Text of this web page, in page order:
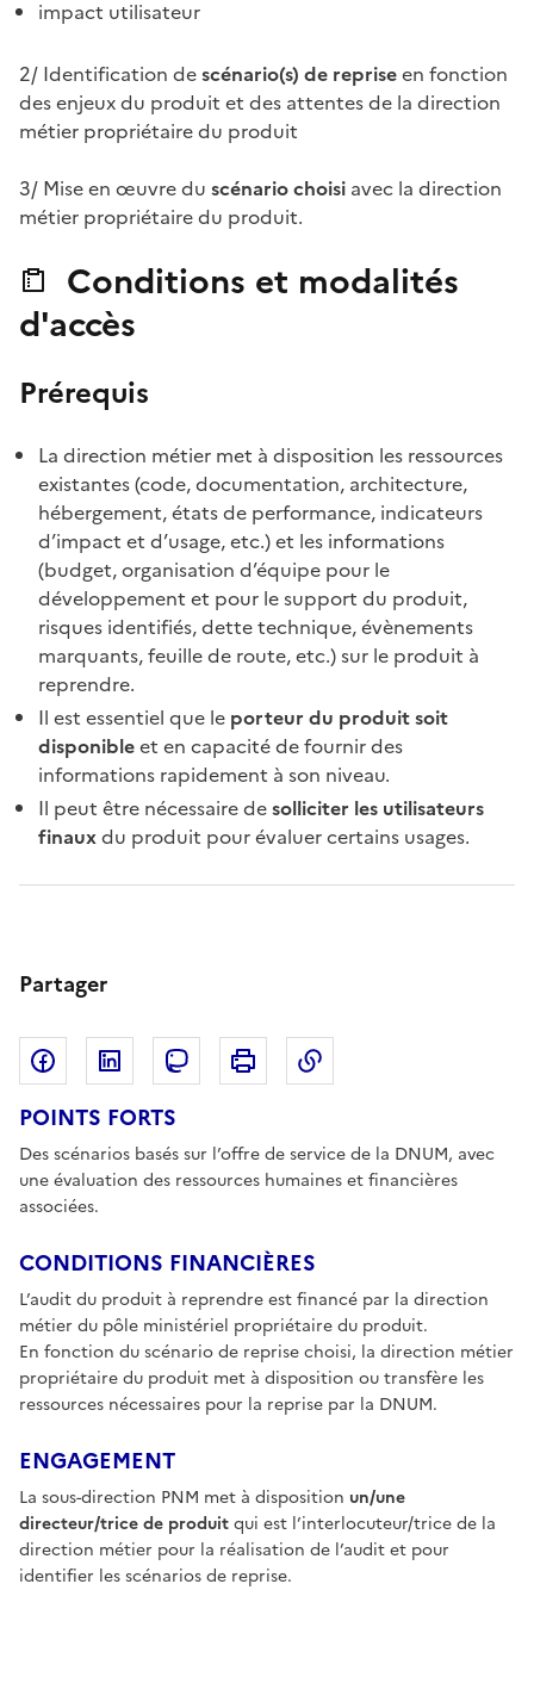
impact utilisateur
2/ Identification descénario(s) de repriseen fonction
des enjeux du produit et des attentes de la direction
métier propriétaire du produit
3/ Mise en œuvre du scénario choisi avec la direction
métier propriétaire du produit.
Conditions et modalités
d'accès
Prérequis
La direction métier met à disposition les ressources
existantes (code, documentation, architecture,
hébergement, états de performance, indicateurs
d’impact et d’usage, etc.) et les informations
(budget, organisation d’équipe pour le
développement et pour le support du produit,
risques identifiés, dette technique, évènements
marquants, feuille de route, etc.) sur le produit à
reprendre.
Il est essentiel que le porteur du produit soit
disponibleet en capacité de fournir des
informations rapidement à son niveau.
Il peut être nécessaire desolliciter les utilisateurs
finauxdu produit pour évaluer certains usages.
Partager
Partager sur Facebook
Partager sur LinkedIn
Partager sur Mastodon
Imprimer
POINTS FORTS
Des scénarios basés sur l’offre de service de la DNUM, avec
une évaluation des ressources humaines et financières
associées.
CONDITIONS FINANCIÈRES
L’audit du produit à reprendre est financé par la direction
métier du pôle ministériel propriétaire du produit.
En fonction du scénario de reprise choisi, la direction métier
propriétaire du produit met à disposition ou transfère les
ressources nécessaires pour la reprise par la DNUM.
ENGAGEMENT
La sous-direction PNM met à disposition un/une
directeur/trice de produitqui est l’interlocuteur/trice de la
direction métier pour la réalisation de l’audit et pour
identifier les scénarios de reprise.